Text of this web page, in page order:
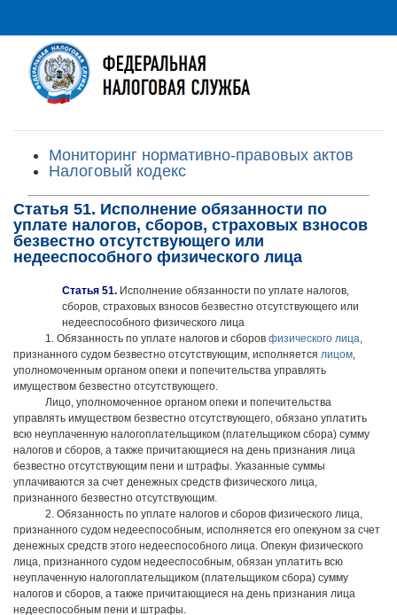
Мониторинг нормативно-правовых актов
Налоговый кодекс
Статья 51. Исполнение обязанности по
уплате налогов, сборов, страховых взносов
безвестно отсутствующего или
недееспособного физического лица
Статья 51. Исполнение обязанности по уплате налогов,
сборов, страховых взносов безвестно отсутствующего или
недееспособного физического лица
1. Обязанность по уплате налогов и сборов физического лица,
признанного судом безвестно отсутствующим, исполняется лицом,
уполномоченным органом опеки и попечительства управлять
имуществом безвестно отсутствующего.
Лицо, уполномоченное органом опеки и попечительства
управлять имуществом безвестно отсутствующего, обязано уплатить
всю неуплаченную налогоплательщиком (плательщиком сбора) сумму
налогов и сборов, а также причитающиеся на день признания лица
безвестно отсутствующим пени и штрафы. Указанные суммы
уплачиваются за счет денежных средств физического лица,
признанного безвестно отсутствующим.
2. Обязанность по уплате налогов и сборов физического лица,
признанного судом недееспособным, исполняется его опекуном за счет
денежных средств этого недееспособного лица. Опекун физического
лица, признанного судом недееспособным, обязан уплатить всю
неуплаченную налогоплательщиком (плательщиком сбора) сумму
налогов и сборов, а также причитающиеся на день признания лица
недееспособным пени и штрафы.